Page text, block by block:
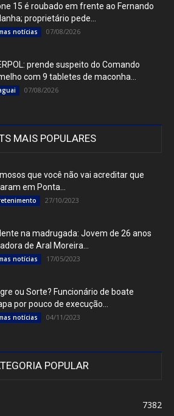
15 é roubado em frente ao Fernando
proprietário pede...
notícias 07/08/2026
prende suspeito do Comando
com 9 tabletes de maconha...
07/08/2026
MAIS POPULARES
que você não vai acreditar que
em Ponta...
27/10/2023
na madrugada: Jovem de 26 anos
de Aral Moreira...
notícias 17/05/2023
ou Sorte? Funcionário de boate
por pouco de execução...
notícias 04/11/2023
POPULAR
7382